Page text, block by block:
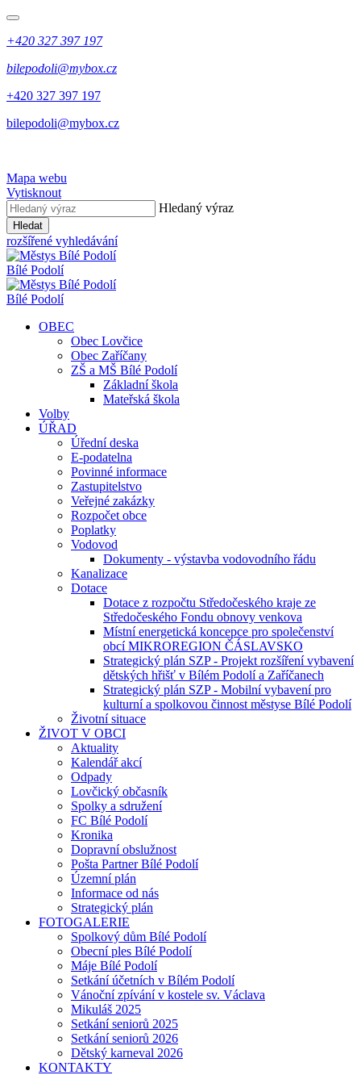
+420 327 397 197
bilepodoli@mybox.cz
+420 327 397 197
bilepodoli@mybox.cz
Mapa webu
Vytisknout
Hledaný výraz
Hledat
rozšířené vyhledávání
Bílé Podolí
Bílé Podolí
OBEC
Obec Lovčice
Obec Zaříčany
ZŠ a MŠ Bílé Podolí
Základní škola
Mateřská škola
Volby
ÚŘAD
Úřední deska
E-podatelna
Povinné informace
Zastupitelstvo
Veřejné zakázky
Rozpočet obce
Poplatky
Vodovod
Dokumenty - výstavba vodovodního řádu
Kanalizace
Dotace
Dotace z rozpočtu Středočeského kraje ze
Středočeského Fondu obnovy venkova
Místní energetická koncepce pro společenství
obcí MIKROREGION ČÁSLAVSKO
Strategický plán SZP - Projekt rozšíření vybavení
dětských hřišť v Bílém Podolí a Zaříčanech
Strategický plán SZP - Mobilní vybavení pro
kulturní a spolkovou činnost městyse Bílé Podolí
Životní situace
ŽIVOT V OBCI
Aktuality
Kalendář akcí
Odpady
Lovčický občasník
Spolky a sdružení
FC Bílé Podolí
Kronika
Dopravní obslužnost
Pošta Partner Bílé Podolí
Územní plán
Informace od nás
Strategický plán
FOTOGALERIE
Spolkový dům Bílé Podolí
Obecní ples Bílé Podolí
Máje Bílé Podolí
Setkání účetních v Bílém Podolí
Vánoční zpívání v kostele sv. Václava
Mikuláš 2025
Setkání seniorů 2025
Setkání seniorů 2026
Dětský karneval 2026
KONTAKTY